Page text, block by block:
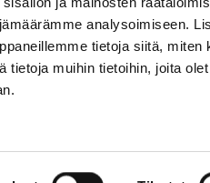
analysoimiseen.
tietoja siitä, miten
tietoja muihin tietoihin, joita
-asiat